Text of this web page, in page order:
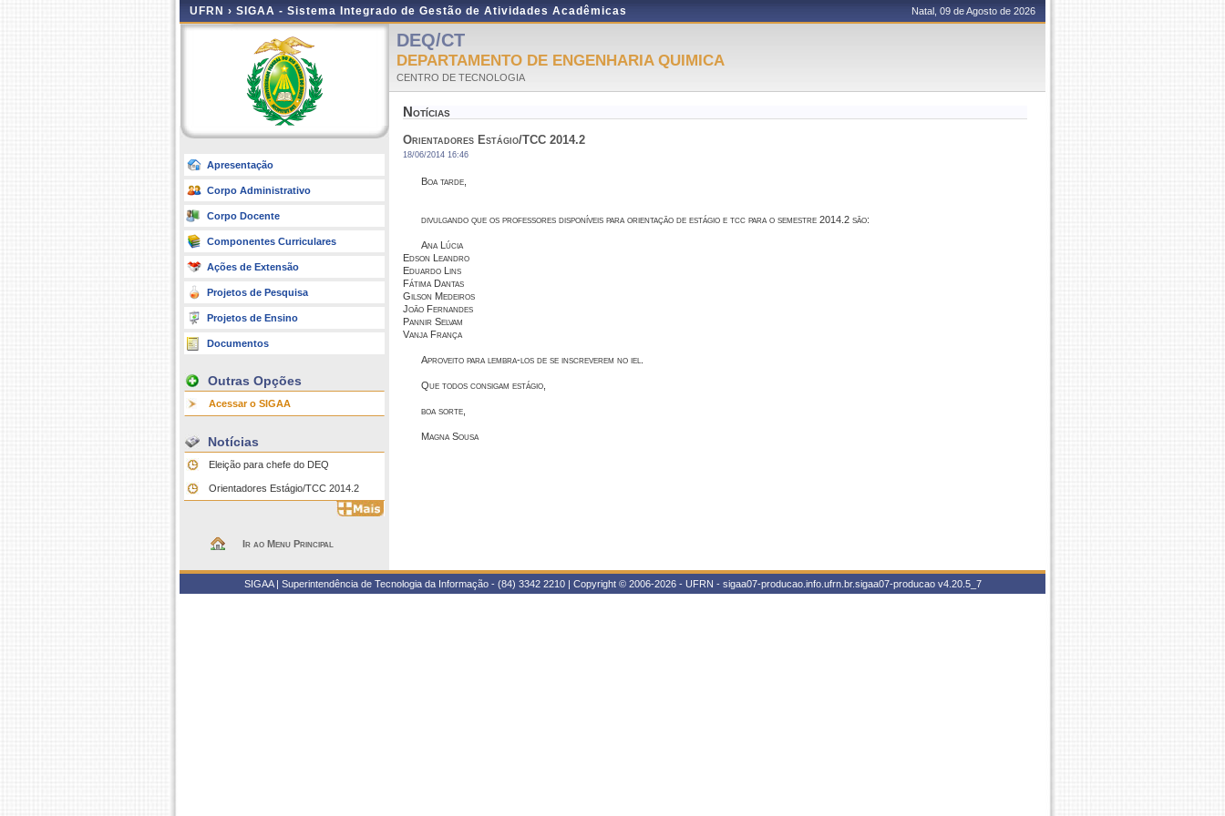
UFRN › SIGAA - Sistema Integrado de Gestão de Atividades Acadêmicas Natal, 09 de Agosto de 2026
Apresentação
Corpo Administrativo
Corpo Docente
Componentes Curriculares
Ações de Extensão
Projetos de Pesquisa
Projetos de Ensino
Documentos
Outras Opções
Acessar o SIGAA
Notícias
Eleição para chefe do DEQ
Orientadores Estágio/TCC 2014.2
Ir ao Menu Principal
DEQ/CT
DEPARTAMENTO DE ENGENHARIA QUIMICA
CENTRO DE TECNOLOGIA
Notícias
Orientadores Estágio/TCC 2014.2
18/06/2014 16:46
Boa tarde,
divulgando que os professores disponíveis para orientação de estágio e tcc para o semestre 2014.2 são:
Ana Lúcia
Edson Leandro
Eduardo Lins
Fátima Dantas
Gilson Medeiros
João Fernandes
Pannir Selvam
Vanja França
Aproveito para lembra-los de se inscreverem no iel.
Que todos consigam estágio,
boa sorte,
Magna Sousa
SIGAA | Superintendência de Tecnologia da Informação - (84) 3342 2210 | Copyright © 2006-2026 - UFRN - sigaa07-producao.info.ufrn.br.sigaa07-producao v4.20.5_7